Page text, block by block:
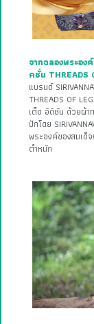
จากฉลองพระอง
คชั่น THREADS
แบรนด์
THREADS OF
เต็ด อิดิชัน ด้วยผ้า
ปักโดย
พระองค์ของสมเด็
ตำหนัก